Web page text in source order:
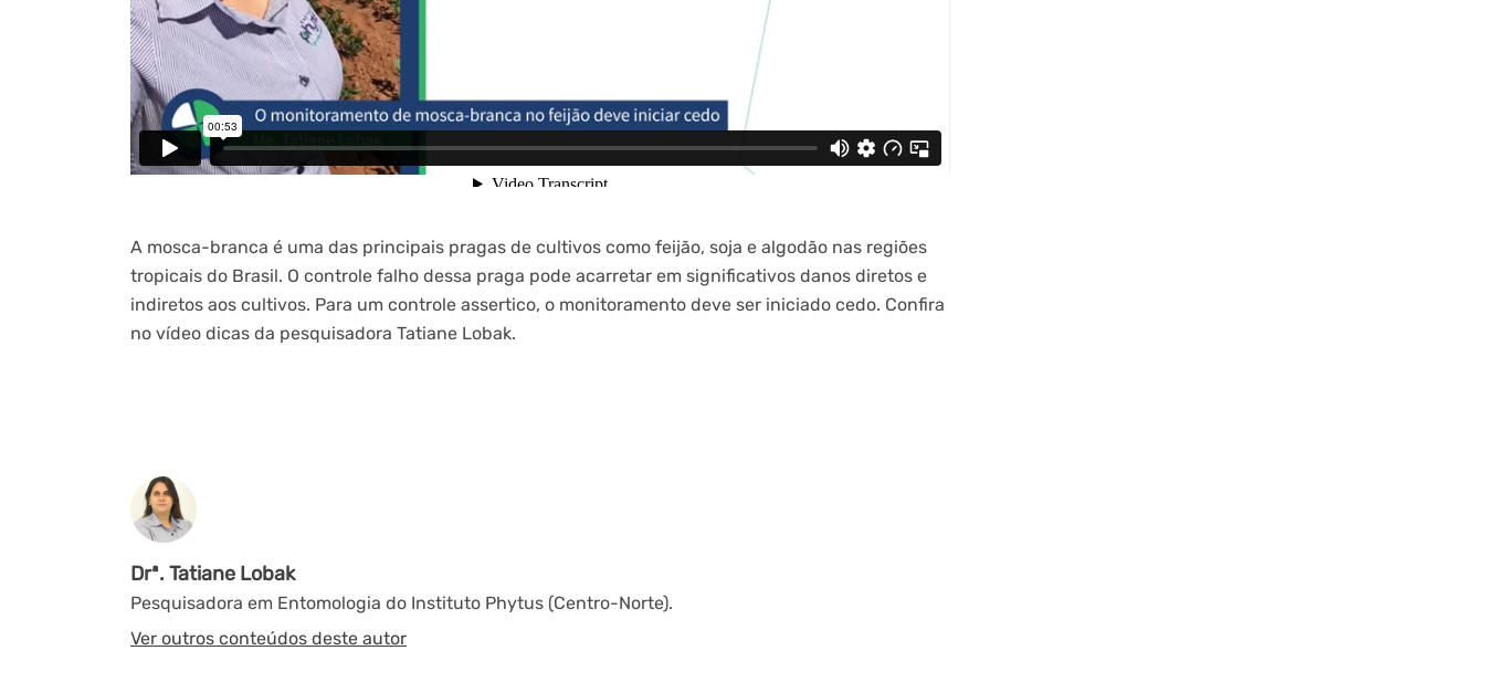
A mosca-branca é uma das principais pragas de cultivos como feijão, soja e algodão nas regiões
tropicais do Brasil. O controle falho dessa praga pode acarretar em significativos danos diretos e
indiretos aos cultivos. Para um controle assertico, o monitoramento deve ser iniciado cedo. Confira
no vídeo dicas da pesquisadora Tatiane Lobak.
Drª. Tatiane Lobak
Pesquisadora em Entomologia do Instituto Phytus (Centro-Norte).
Ver outros conteúdos deste autor